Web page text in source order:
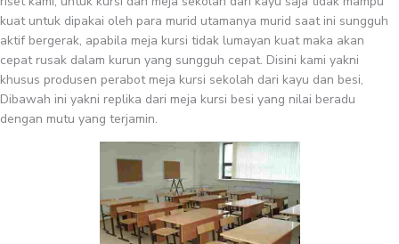
kuat untuk dipakai oleh para murid utamanya murid saat ini sungguh
aktif bergerak, apabila meja kursi tidak lumayan kuat maka akan
cepat rusak dalam kurun yang sungguh cepat. Disini kami yakni
khusus produsen perabot meja kursi sekolah dari kayu dan besi,
Dibawah ini yakni replika dari meja kursi besi yang nilai beradu
dengan mutu yang terjamin.